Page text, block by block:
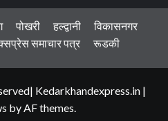
पोखरी हल्द्वानी
विकासनगर
समाचार पत्र रूडकी
Kedarkhandexpress.in |
by AF themes.